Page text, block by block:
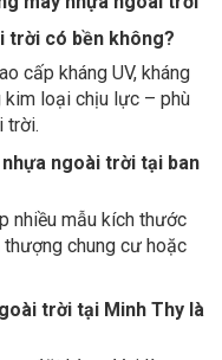
trời có bền không?
cấp kháng UV, kháng
kim loại chịu lực – phù
trời.
ngoài trời tại ban
nhiều mẫu kích thước
thượng chung cư hoặc
trời tại Minh Thy là